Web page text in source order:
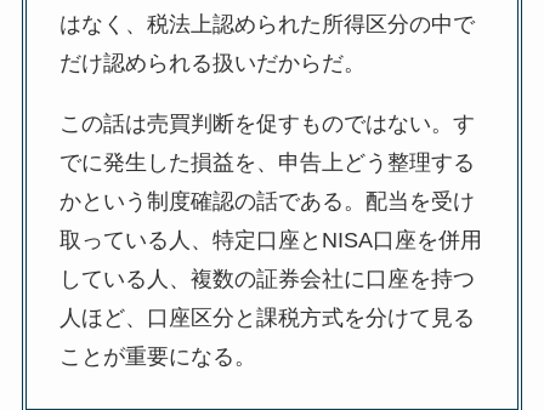
はなく、税法上認められた所得区分の中で
だけ認められる扱いだからだ。
この話は売買判断を促すものではない。す
でに発生した損益を、申告上どう整理する
かという制度確認の話である。配当を受け
取っている人、特定口座とNISA口座を併用
している人、複数の証券会社に口座を持つ
人ほど、口座区分と課税方式を分けて見る
ことが重要になる。